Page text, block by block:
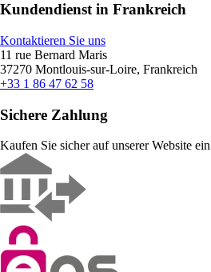
Kundendienst in Frankreich
Kontaktieren Sie uns
11 rue Bernard Maris
37270 Montlouis-sur-Loire, Frankreich
+33 1 86 47 62 58
Sichere Zahlung
Kaufen Sie sicher auf unserer Website ein